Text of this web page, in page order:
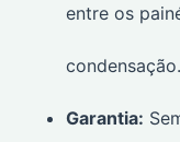
entre os
condensação.
Garantia: